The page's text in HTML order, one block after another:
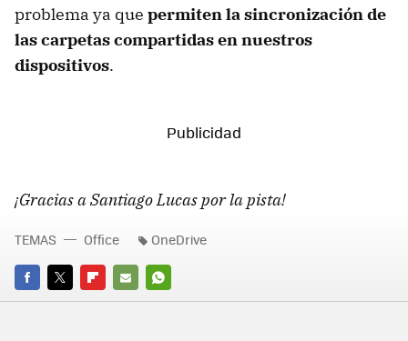
problema ya que permiten la sincronización de
las carpetas compartidas en nuestros
dispositivos.
¡Gracias a Santiago Lucas por la pista!
FACEBOOK
TWITTERFLIPBOARD
E-
WHATSAPP
TEMAS Office OneDrive